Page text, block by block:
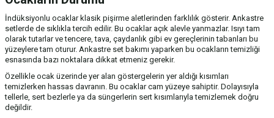
İndüksiyonlu ocaklar klasik pişirme aletlerinden farklılık gösterir. Ankastre
setlerde de sıklıkla tercih edilir. Bu ocaklar açık alevle yanmazlar. Isıyı tam
olarak tutarlar ve tencere, tava, çaydanlık gibi ev gereçlerinin tabanları bu
yüzeylere tam oturur. Ankastre set bakımı yaparken bu ocakların temizliği
esnasında bazı noktalara dikkat etmeniz gerekir.
Özellikle ocak üzerinde yer alan göstergelerin yer aldığı kısımları
temizlerken hassas davranın. Bu ocaklar cam yüzeye sahiptir. Dolayısıyla
tellerle, sert bezlerle ya da süngerlerin sert kısımlarıyla temizlemek doğru
değildir.